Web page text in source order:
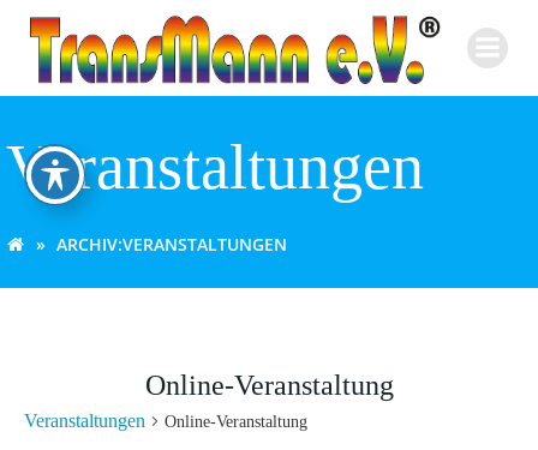
Inhalt
springen
Veranstaltungen
ARCHIV:VERANSTALTUNGEN
Online-Veranstaltung
Veranstaltungen Online-Veranstaltung